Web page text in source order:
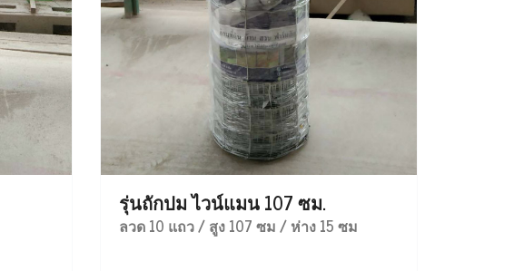
รุ่นถักปม ไวน์แมน 107 ซม.
ลวด 10 แถว / สูง 107 ซม / ห่าง 15 ซม